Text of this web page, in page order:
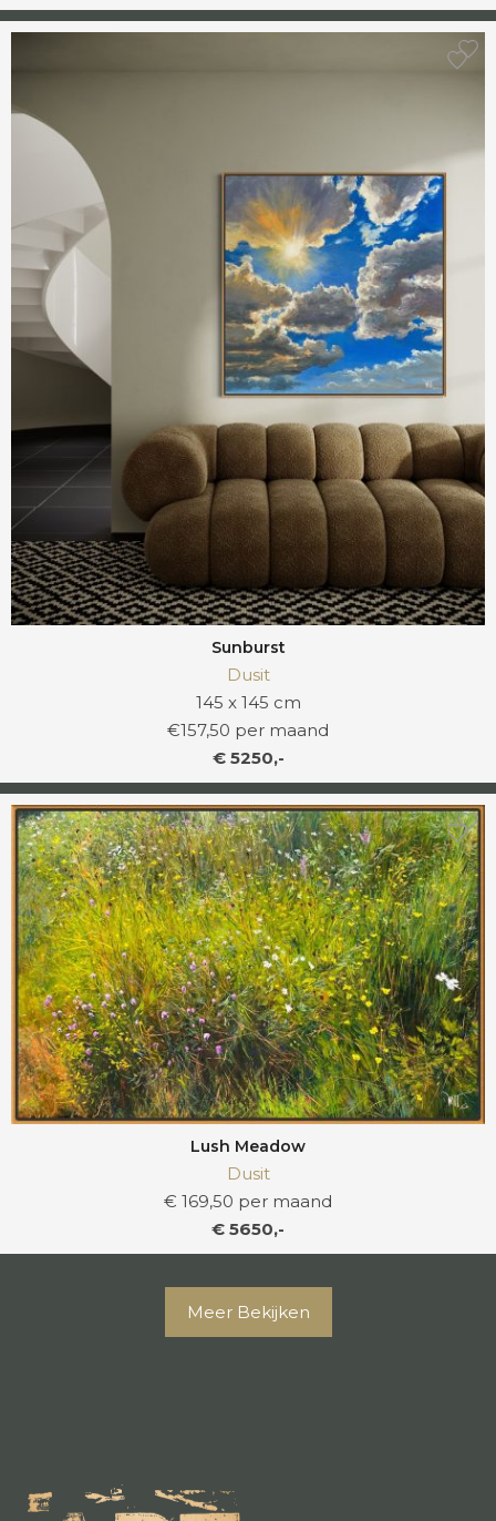
Sunburst
Dusit
145 x 145 cm
€157,50 per maand
€ 5250,-
Lush Meadow
Dusit
€ 169,50 per maand
€ 5650,-
Meer Bekijken